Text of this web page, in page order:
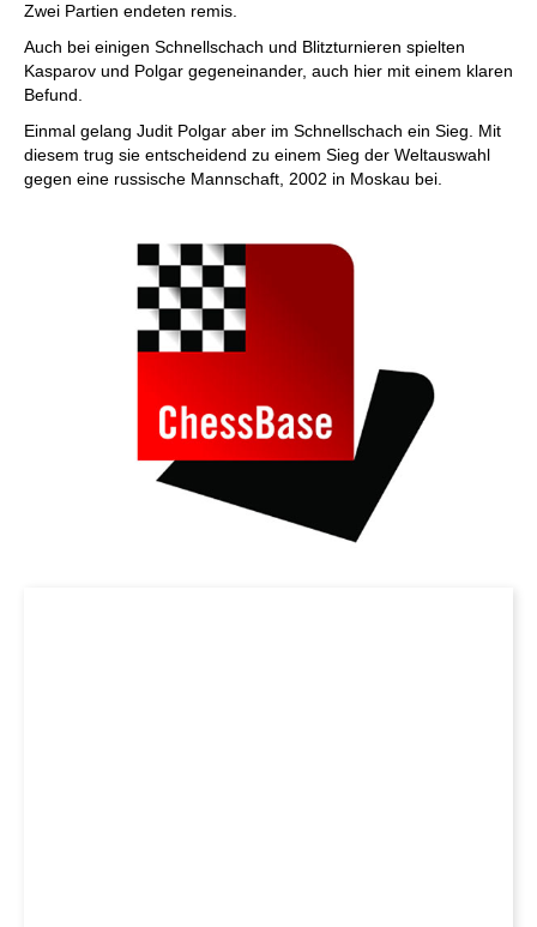
Zwei Partien endeten remis.
Auch bei einigen Schnellschach und Blitzturnieren spielten
Kasparov und Polgar gegeneinander, auch hier mit einem klaren
Befund.
Einmal gelang Judit Polgar aber im Schnellschach ein Sieg. Mit
diesem trug sie entscheidend zu einem Sieg der Weltauswahl
gegen eine russische Mannschaft, 2002 in Moskau bei.